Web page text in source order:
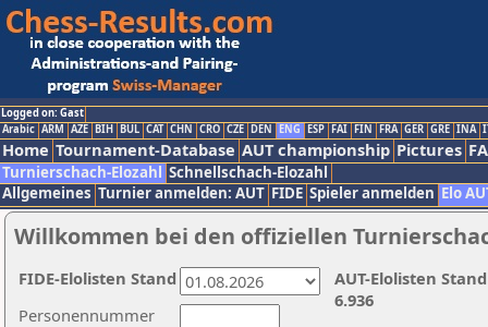
Logged on: Gast
Arabic ARM AZE BIH BUL CAT CHN CRO CZE DEN ENG ESP FAI FIN FRA GER GRE INA
Home Tournament-Database AUT championship Pictures
Turnierschach-Elozahl Schnellschach-Elozahl
Allgemeines Turnier anmelden: AUT FIDE Spieler anmelden Elo
Willkommen bei den offiziellen
Personennummer
AUT-Elolisten
6.936
FIDE-Elolisten Stand